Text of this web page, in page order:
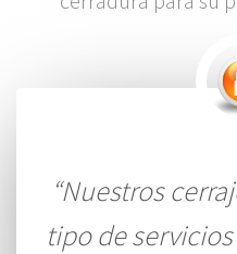
“Nuestros
tipo de